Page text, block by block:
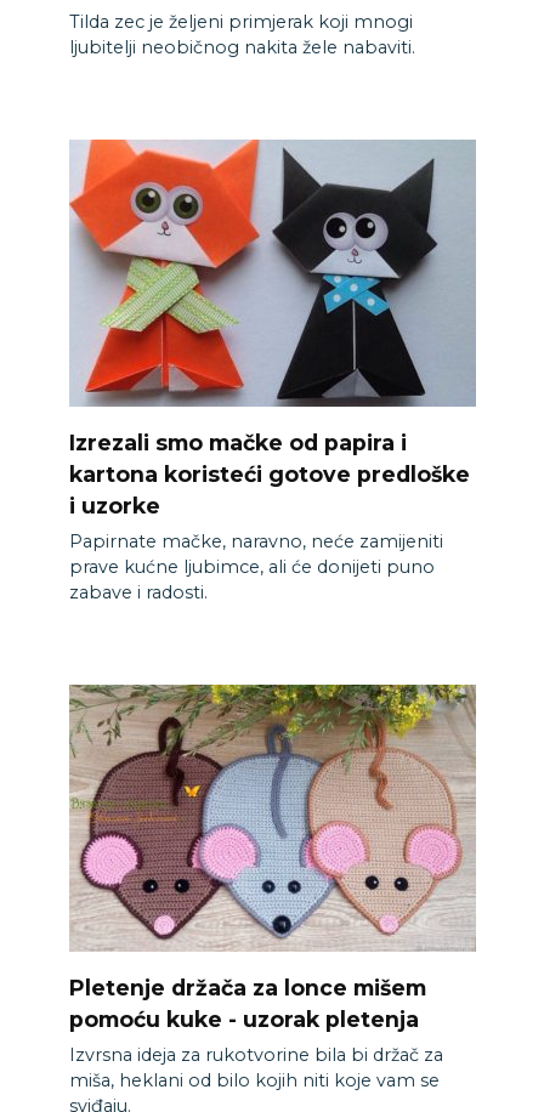
Tilda zec je željeni primjerak koji mnogi
ljubitelji neobičnog nakita žele nabaviti.
Izrezali smo mačke od papira i
kartona koristeći gotove predloške
i uzorke
Papirnate mačke, naravno, neće zamijeniti
prave kućne ljubimce, ali će donijeti puno
zabave i radosti.
Pletenje držača za lonce mišem
pomoću kuke - uzorak pletenja
Izvrsna ideja za rukotvorine bila bi držač za
miša, heklani od bilo kojih niti koje vam se
sviđaju.